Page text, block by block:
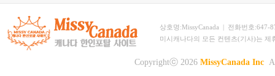
상호명:MissyCanada | 전화번호:647-
미시캐나다의 모든 컨텐츠(기사)는
Copyrightⓒ 2026 MissyCanada Inc